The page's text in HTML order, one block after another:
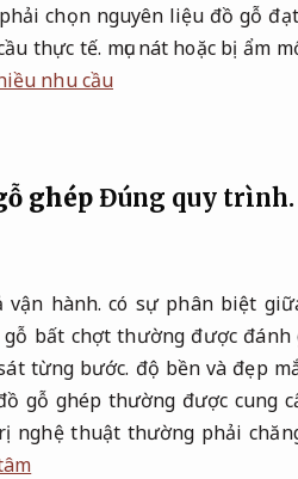
chọn nguyên liệu đồ gỗ
thực tế. mục nát hoặc bị ẩm
nhu cầu
ghép Đúng quy trình.
vận hành. có sự phân biệt
bất chợt thường được đánh
từng bước. độ bền và đẹp
gỗ ghép thường được cung
nghệ thuật thường phải